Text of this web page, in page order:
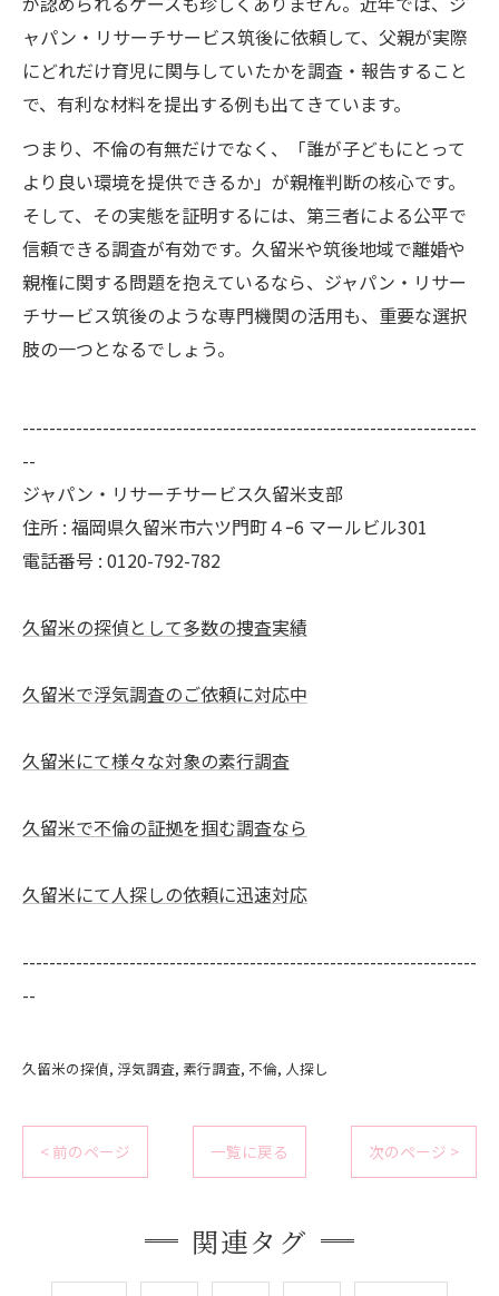
ャパン・リサーチサービス筑後に依頼して、父親が実際
にどれだけ育児に関与していたかを調査・報告すること
で、有利な材料を提出する例も出てきています。
つまり、不倫の有無だけでなく、「誰が子どもにとって
より良い環境を提供できるか」が親権判断の核心です。
そして、その実態を証明するには、第三者による公平で
信頼できる調査が有効です。久留米や筑後地域で離婚や
親権に関する問題を抱えているなら、ジャパン・リサー
チサービス筑後のような専門機関の活用も、重要な選択
肢の一つとなるでしょう。
--------------------------------------------------------------------
--
ジャパン・リサーチサービス久留米支部
住所 : 福岡県久留米市六ツ門町４ｰ6 マールビル301
電話番号 : 0120-792-782
久留米の探偵として多数の捜査実績
久留米で浮気調査のご依頼に対応中
久留米にて様々な対象の素行調査
久留米で不倫の証拠を掴む調査なら
久留米にて人探しの依頼に迅速対応
--------------------------------------------------------------------
--
久留米の探偵 浮気調査 素行調査 不倫 人探し
< 前のページ 一覧に戻る 次のページ >
関連タグ